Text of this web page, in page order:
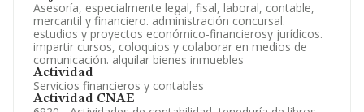
Asesoría, especialmente legal, fisal, laboral, contable,
mercantil y financiero. administración concursal.
estudios y proyectos económico-financierosy jurídicos.
impartir cursos, coloquios y colaborar en medios de
comunicación. alquilar bienes inmuebles
Actividad
Servicios financieros y contables
Actividad CNAE